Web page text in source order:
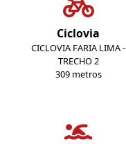
Ciclovia
CICLOVIA FARIA LIMA -
TRECHO 2
309 metros